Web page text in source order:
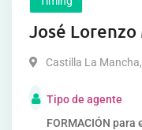
José
Castilla La Mancha,
Tipo de agente
FORMACIÓN para